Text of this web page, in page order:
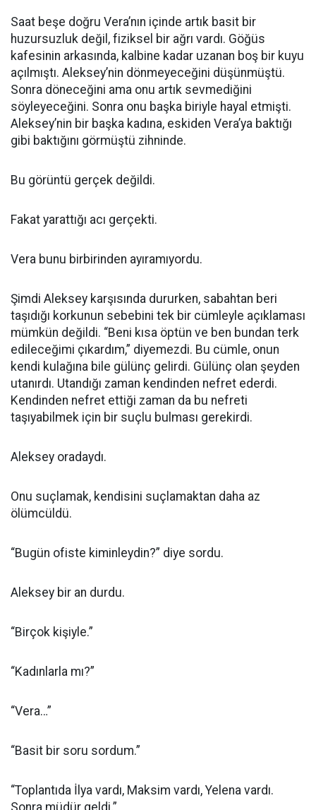
Saat beşe doğru Vera’nın içinde artık basit bir
huzursuzluk değil, fiziksel bir ağrı vardı. Göğüs
kafesinin arkasında, kalbine kadar uzanan boş bir kuyu
açılmıştı. Aleksey’nin dönmeyeceğini düşünmüştü.
Sonra döneceğini ama onu artık sevmediğini
söyleyeceğini. Sonra onu başka biriyle hayal etmişti.
Aleksey’nin bir başka kadına, eskiden Vera’ya baktığı
gibi baktığını görmüştü zihninde.
Bu görüntü gerçek değildi.
Fakat yarattığı acı gerçekti.
Vera bunu birbirinden ayıramıyordu.
Şimdi Aleksey karşısında dururken, sabahtan beri
taşıdığı korkunun sebebini tek bir cümleyle açıklaması
mümkün değildi. “Beni kısa öptün ve ben bundan terk
edileceğimi çıkardım,” diyemezdi. Bu cümle, onun
kendi kulağına bile gülünç gelirdi. Gülünç olan şeyden
utanırdı. Utandığı zaman kendinden nefret ederdi.
Kendinden nefret ettiği zaman da bu nefreti
taşıyabilmek için bir suçlu bulması gerekirdi.
Aleksey oradaydı.
Onu suçlamak, kendisini suçlamaktan daha az
ölümcüldü.
“Bugün ofiste kiminleydin?” diye sordu.
Aleksey bir an durdu.
“Birçok kişiyle.”
“Kadınlarla mı?”
“Vera…”
“Basit bir soru sordum.”
“Toplantıda İlya vardı, Maksim vardı, Yelena vardı.